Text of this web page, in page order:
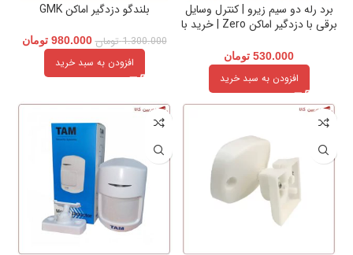
برد رله دو سیم زیرو | کنترل وسایل
برقی با دزدگیر اماکن Zero | خرید با
530.000 تومان
افزودن به سبد خرید
بلندگو دزدگیر اماکن GMK
1.300.000 تومان 980.000 تومان
افزودن به سبد خرید